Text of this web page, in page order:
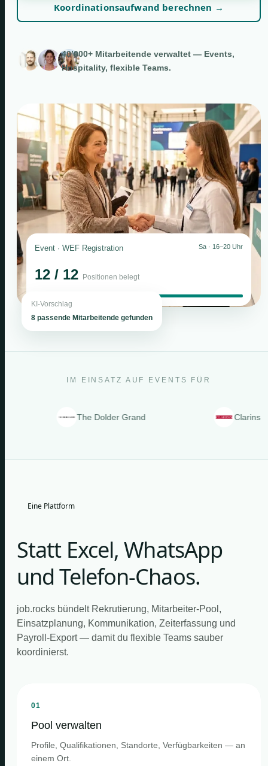
Koordinationsaufwand berechnen →
40’000+ Mitarbeitende verwaltet — Events,
Hospitality, flexible Teams.
Event · WEF Registration Sa · 16–20 Uhr
12 / 12 Positionen belegt
KI-Vorschlag
8 passende Mitarbeitende gefunden
IM EINSATZ AUF EVENTS FÜR
The Dolder Grand Clarins
Eine Plattform
Statt Excel, WhatsApp
und Telefon-Chaos.
job.rocks bündelt Rekrutierung, Mitarbeiter-Pool,
Einsatzplanung, Kommunikation, Zeiterfassung und
Payroll-Export — damit du flexible Teams sauber
koordinierst.
01
Pool verwalten
Profile, Qualifikationen, Standorte, Verfügbarkeiten — an
einem Ort.